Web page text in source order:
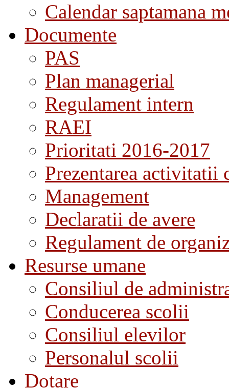
Calendar saptamana
Documente
PAS
Plan managerial
Regulament intern
RAEI
Prioritati 2016-2017
Prezentarea activitatii
Management
Declaratii de avere
Regulament de
Resurse umane
Consiliul de
Conducerea scolii
Consiliul elevilor
Personalul scolii
Dotare